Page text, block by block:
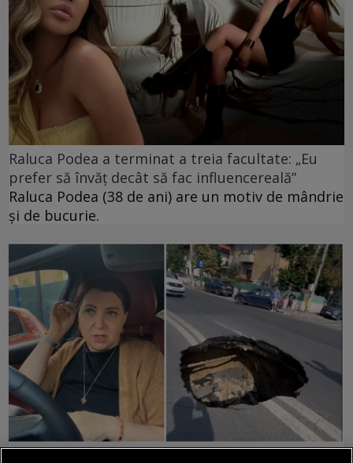
Raluca Podea a terminat a treia facultate: „Eu
prefer să învăț decât să fac influencereală”
Raluca Podea (38 de ani) are un motiv de mândrie
și de bucurie.